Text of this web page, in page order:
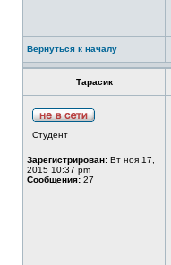
Вернуться к началу
Тарасик
Студент
Зарегистрирован: Вт ноя 17,
2015 10:37 pm
Сообщения: 27